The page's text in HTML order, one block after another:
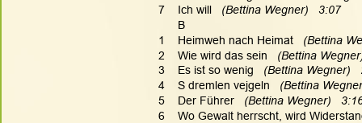
7    Ich will (Bettina Wegner)   3:07
      B
1    Heimweh nach Heimat (Bettina
2    Wie wird das sein (Bettina
3    Es ist so wenig (Bettina Wegner)
4    S dremlen vejgeln (Bettina
5    Der Führer (Bettina Wegner)
6    Wo Gewalt herrscht, wird